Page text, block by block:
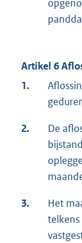
Artikel 6
1.
2.
De
3.
Het